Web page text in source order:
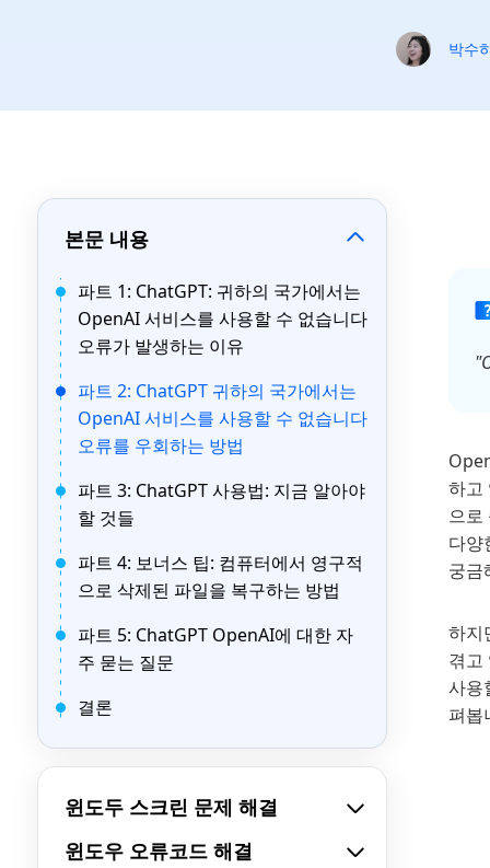
박수
본문 내용
파트 1: ChatGPT: 귀하의 국가에서는
OpenAI 서비스를 사용할 수 없습니다
오류가 발생하는 이유
파트 2: ChatGPT 귀하의 국가에서는
OpenAI 서비스를 사용할 수 없습니다
오류를 우회하는 방법
파트 3: ChatGPT 사용법: 지금 알아야
할 것들
파트 4: 보너스 팁: 컴퓨터에서 영구적
으로 삭제된 파일을 복구하는 방법
파트 5: ChatGPT OpenAI에 대한 자
주 묻는 질문
결론
윈도두 스크린 문제 해결
윈도우 오류코드 해결
하고
으로
다양
궁금
하지
겪고
사용
펴봅